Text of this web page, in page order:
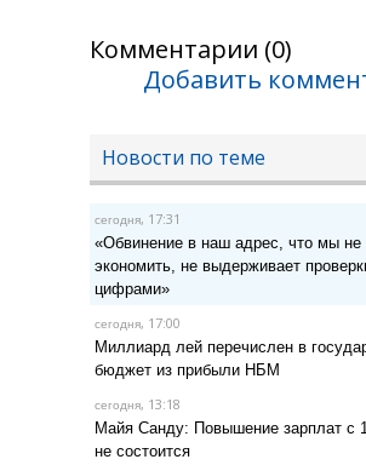
Комментарии (0)
Добавить
Новости по теме
сегодня, 17:31
«Обвинение в наш адрес, что мы не
экономить, не выдерживает
цифрами»
сегодня, 17:00
Миллиард лей перечислен в
бюджет из прибыли НБМ
сегодня, 13:18
Майя Санду: Повышение зарплат с
не состоится